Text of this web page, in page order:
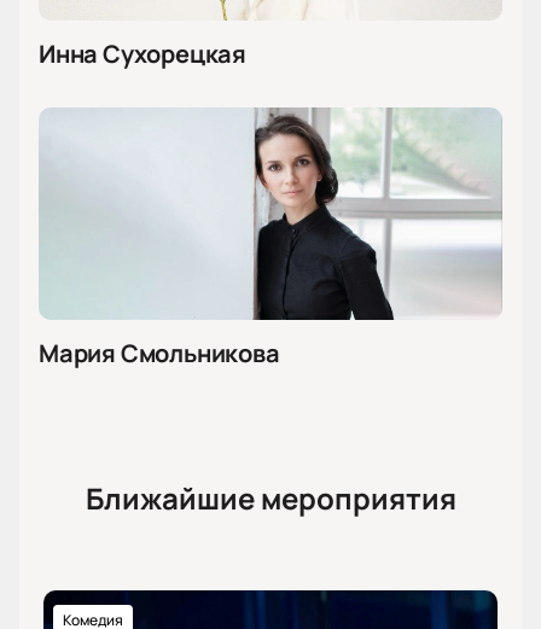
Инна Сухорецкая
Мария Смольникова
Ближайшие мероприятия
Комедия